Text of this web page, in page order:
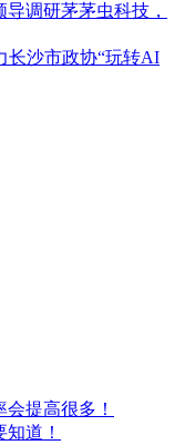
调研茅茅虫科技，
长沙市政协“玩转AI
提高很多！
道！